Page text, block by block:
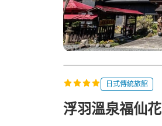
日式傳統旅館
浮羽溫泉福仙花